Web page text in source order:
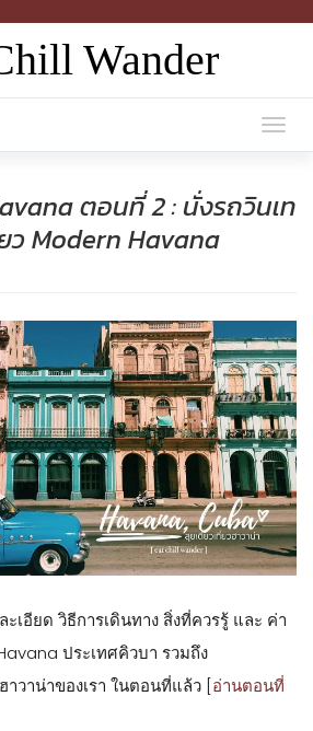
Wander
ตอนที่ 2 : นั่งรถวินเท
ว Modern Havana
ะเอียด วิธีการเดินทาง สิ่งที่ควรรู้ และ ค่า
ประเทศคิวบา รวมถึง
วาน่าของเรา ในตอนที่แล้ว [อ่านตอนที่